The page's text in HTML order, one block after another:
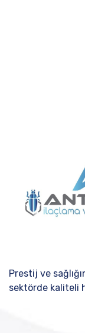
Prestij ve
sektörde kaliteli